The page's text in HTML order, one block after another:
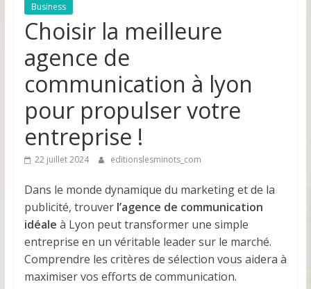
Business
Choisir la meilleure
agence de
communication à lyon
pour propulser votre
entreprise !
22 juillet 2024 editionslesminots_com
Dans le monde dynamique du marketing et de la
publicité, trouver l’agence de communication
idéale à Lyon peut transformer une simple
entreprise en un véritable leader sur le marché.
Comprendre les critères de sélection vous aidera à
maximiser vos efforts de communication.